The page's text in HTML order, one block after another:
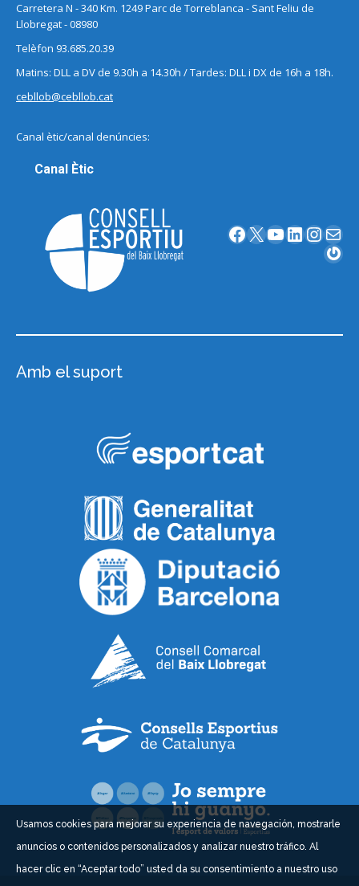
Carretera N - 340 Km. 1249 Parc de Torreblanca - Sant Feliu de
Llobregat - 08980
Telèfon 93.685.20.39
Matins: DLL a DV de 9.30h a 14.30h / Tardes: DLL i DX de 16h a 18h.
cebllob@cebllob.cat
Canal ètic/canal denúncies:
Canal Ètic
Facebook X YouTube LinkedIn InstagramCorreu electrònic
Gravatar
Amb el suport
Usamos cookies para mejorar su experiencia de navegación, mostrarle
anuncios o contenidos personalizados y analizar nuestro tráfico. Al
hacer clic en “Aceptar todo” usted da su consentimiento a nuestro uso